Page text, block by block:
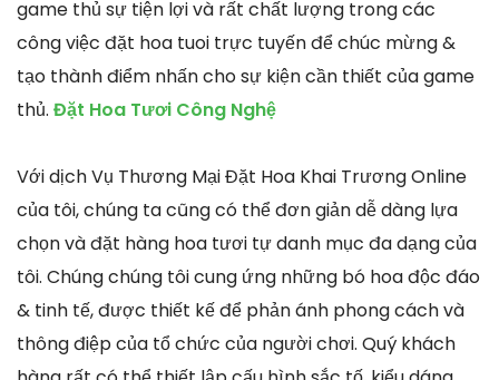
game thủ sự tiện lợi và rất chất lượng trong các
công việc đặt hoa tuoi trực tuyến để chúc mừng &
tạo thành điểm nhấn cho sự kiện cần thiết của game
thủ. Đặt Hoa Tươi Công Nghệ
Với dịch Vụ Thương Mại Đặt Hoa Khai Trương Online
của tôi, chúng ta cũng có thể đơn giản dễ dàng lựa
chọn và đặt hàng hoa tươi tự danh mục đa dạng của
tôi. Chúng chúng tôi cung ứng những bó hoa độc đáo
& tinh tế, được thiết kế để phản ánh phong cách và
thông điệp của tổ chức của người chơi. Quý khách